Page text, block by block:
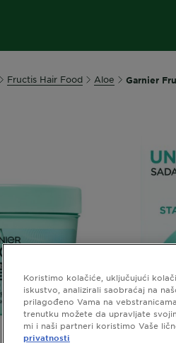
Fructis Hair Food Aloe Garnier
Koristimo kolačiće, uključujući
iskustvo, analizirali saobraćaj na
prilagođeno Vama na
trenutku možete da upravljate
mi i naši partneri koristimo Vaše
privatnosti